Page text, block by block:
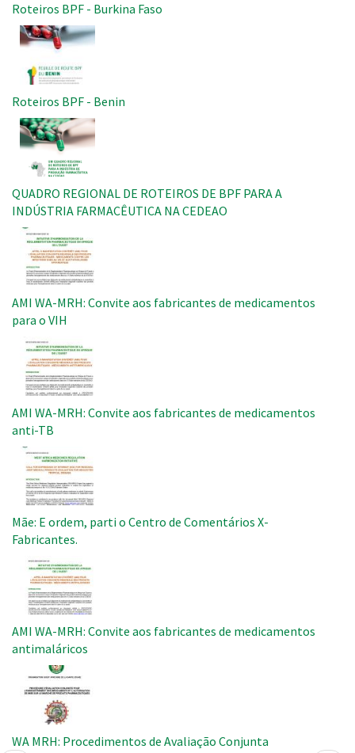
Roteiros BPF - Burkina Faso
Imagem
Roteiros BPF - Benin
Imagem
QUADRO REGIONAL DE ROTEIROS DE BPF PARA A
INDÚSTRIA FARMACÊUTICA NA CEDEAO
Imagem
AMI WA-MRH: Convite aos fabricantes de medicamentos
para o VIH
AMI WA-MRH: Convite aos fabricantes de medicamentos
anti-TB
Imagem
Mãe: E ordem, parti o Centro de Comentários X-
Fabricantes.
Imagem
AMI WA-MRH: Convite aos fabricantes de medicamentos
antimaláricos
Imagem
WA MRH: Procedimentos de Avaliação Conjunta